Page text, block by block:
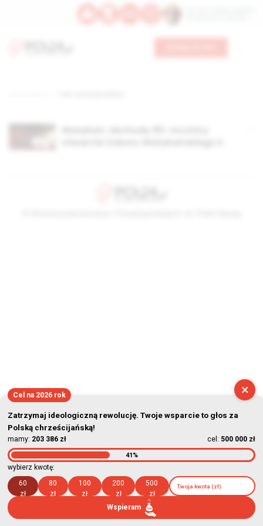
×
Cel na 2026 rok
Zatrzymaj ideologiczną rewolucję. Twoje wsparcie to głos za
Polską chrześcijańską!
mamy: 203 386 zł cel: 500 000 zł
41%
wybierz kwotę:
60
zł
80
zł
100
zł
200
zł
500
zł
Wspieram